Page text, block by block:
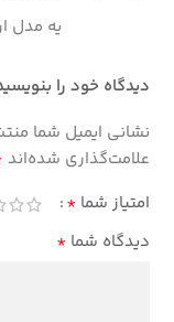
یه مدل
دیدگاه خود را
نشانی ایمیل شما
علامت‌گذاری شده‌اند
امتیاز شما *
دیدگاه شما *